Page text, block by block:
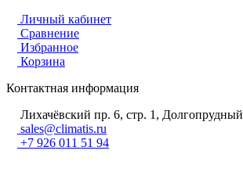
Личный кабинет
Сравнение
Избранное
Корзина
Контактная информация
Лихачёвский пр. 6, стр. 1, Долгопрудный
sales@climatis.ru
+7 926 011 51 94